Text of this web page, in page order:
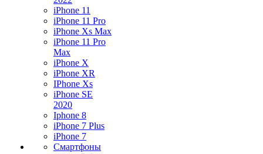
iPhone 11
iPhone 11 Pro
iPhone Xs Max
iPhone 11 Pro
Max
iPhone X
iPhone XR
IPhone Xs
iPhone SE
2020
Iphone 8
iPhone 7 Plus
iPhone 7
Смартфоны